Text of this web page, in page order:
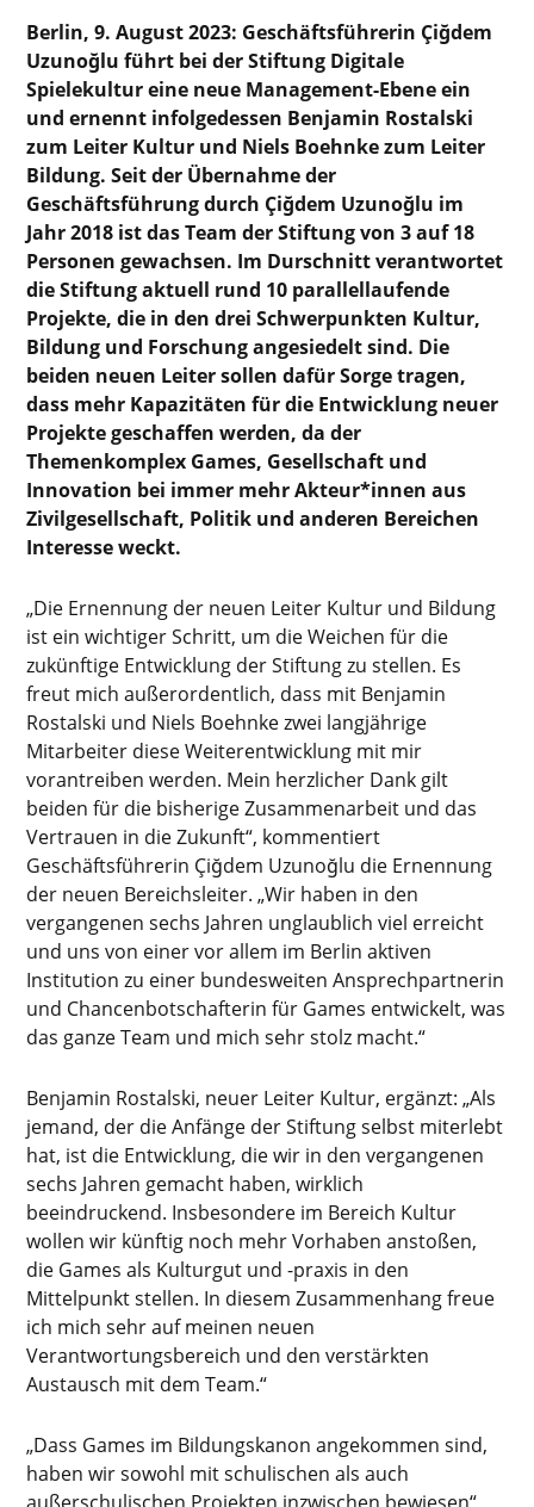
Berlin, 9. August 2023: Geschäftsführerin Çiğdem
Uzunoğlu führt bei der Stiftung Digitale
Spielekultur eine neue Management-Ebene ein
und ernennt infolgedessen Benjamin Rostalski
zum Leiter Kultur und Niels Boehnke zum Leiter
Bildung. Seit der Übernahme der
Geschäftsführung durch Çiğdem Uzunoğlu im
Jahr 2018 ist das Team der Stiftung von 3 auf 18
Personen gewachsen. Im Durschnitt verantwortet
die Stiftung aktuell rund 10 parallellaufende
Projekte, die in den drei Schwerpunkten Kultur,
Bildung und Forschung angesiedelt sind. Die
beiden neuen Leiter sollen dafür Sorge tragen,
dass mehr Kapazitäten für die Entwicklung neuer
Projekte geschaffen werden, da der
Themenkomplex Games, Gesellschaft und
Innovation bei immer mehr Akteur*innen aus
Zivilgesellschaft, Politik und anderen Bereichen
Interesse weckt.
„Die Ernennung der neuen Leiter Kultur und Bildung
ist ein wichtiger Schritt, um die Weichen für die
zukünftige Entwicklung der Stiftung zu stellen. Es
freut mich außerordentlich, dass mit Benjamin
Rostalski und Niels Boehnke zwei langjährige
Mitarbeiter diese Weiterentwicklung mit mir
vorantreiben werden. Mein herzlicher Dank gilt
beiden für die bisherige Zusammenarbeit und das
Vertrauen in die Zukunft“, kommentiert
Geschäftsführerin Çiğdem Uzunoğlu die Ernennung
der neuen Bereichsleiter. „Wir haben in den
vergangenen sechs Jahren unglaublich viel erreicht
und uns von einer vor allem im Berlin aktiven
Institution zu einer bundesweiten Ansprechpartnerin
und Chancenbotschafterin für Games entwickelt, was
das ganze Team und mich sehr stolz macht.“
Benjamin Rostalski, neuer Leiter Kultur, ergänzt: „Als
jemand, der die Anfänge der Stiftung selbst miterlebt
hat, ist die Entwicklung, die wir in den vergangenen
sechs Jahren gemacht haben, wirklich
beeindruckend. Insbesondere im Bereich Kultur
wollen wir künftig noch mehr Vorhaben anstoßen,
die Games als Kulturgut und -praxis in den
Mittelpunkt stellen. In diesem Zusammenhang freue
ich mich sehr auf meinen neuen
Verantwortungsbereich und den verstärkten
Austausch mit dem Team.“
„Dass Games im Bildungskanon angekommen sind,
haben wir sowohl mit schulischen als auch